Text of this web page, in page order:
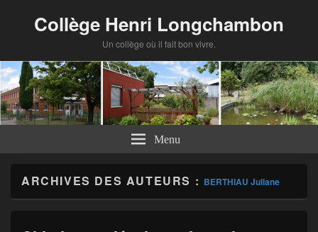
Collège Henri Longchambon
Un collège où il fait bon vivre.
Menu
ARCHIVES DES AUTEURS : BERTHIAU Juliane